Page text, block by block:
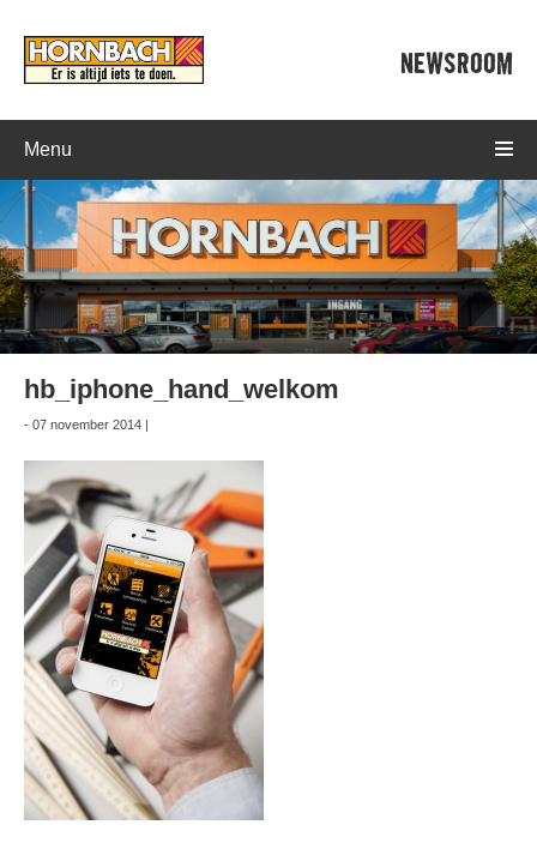
NEWSROOM
Menu
hb_iphone_hand_welkom
- 07 november 2014 |